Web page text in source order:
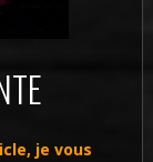
je vous